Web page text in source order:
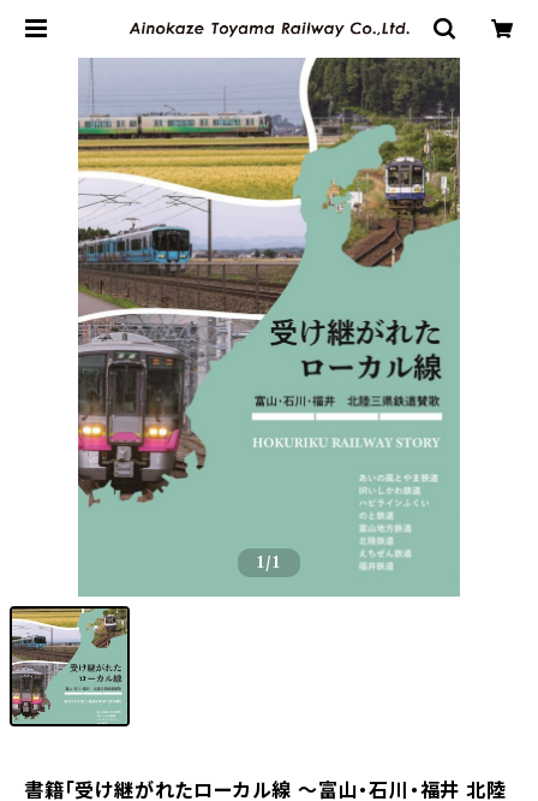
1/1
書籍「受け継がれたローカル線 ～富山・石川・福井 北陸